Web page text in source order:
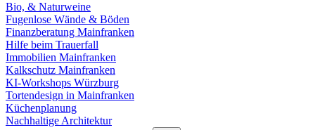
Bio, & Naturweine
Fugenlose Wände & Böden
Finanzberatung Mainfranken
Hilfe beim Trauerfall
Immobilien Mainfranken
Kalkschutz Mainfranken
KI-Workshops Würzburg
Tortendesign in Mainfranken
Küchenplanung
Nachhaltige Architektur